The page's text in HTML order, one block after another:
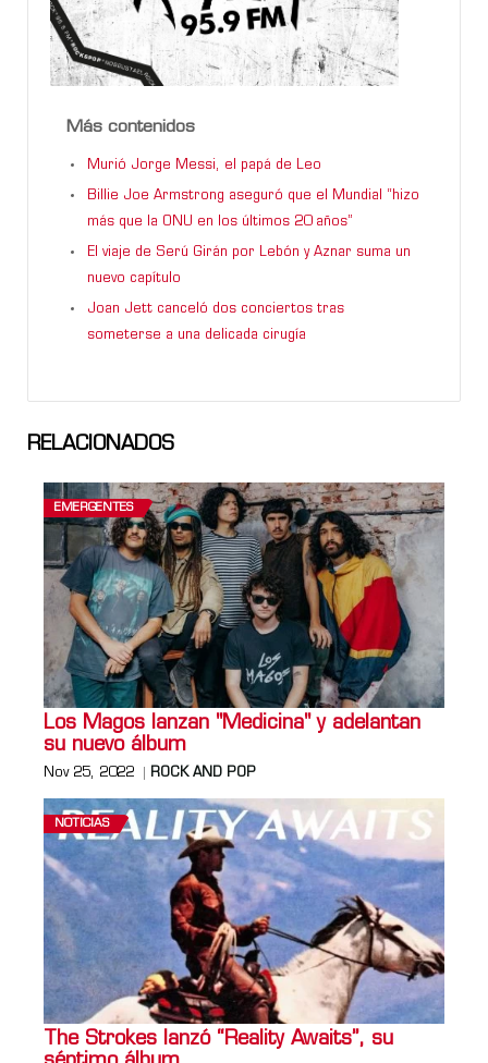
Más contenidos
Murió Jorge Messi, el papá de Leo
Billie Joe Armstrong aseguró que el Mundial “hizo
más que la ONU en los últimos 20 años”
El viaje de Serú Girán por Lebón y Aznar suma un
nuevo capítulo
Joan Jett canceló dos conciertos tras
someterse a una delicada cirugía
RELACIONADOS
EMERGENTES
Los Magos lanzan "Medicina" y adelantan
su nuevo álbum
Nov 25, 2022 ROCK AND POP
NOTICIAS
The Strokes lanzó “Reality Awaits”, su